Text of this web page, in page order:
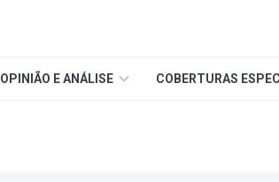
OPINIÃO E ANÁLISE COBERTURAS